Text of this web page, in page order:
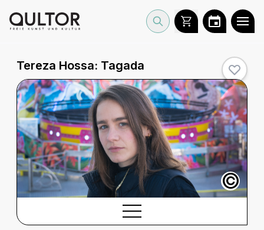
Tereza Hossa: Tagada
©